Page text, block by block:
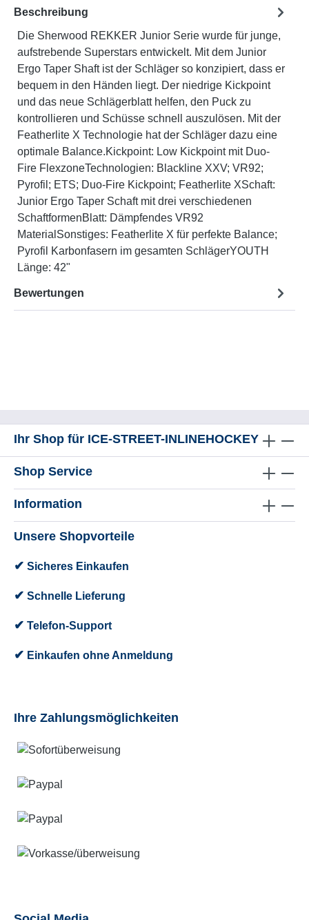
Beschreibung
Die Sherwood REKKER Junior Serie wurde für junge,
aufstrebende Superstars entwickelt. Mit dem Junior
Ergo Taper Shaft ist der Schläger so konzipiert, dass er
bequem in den Händen liegt. Der niedrige Kickpoint
und das neue Schlägerblatt helfen, den Puck zu
kontrollieren und Schüsse schnell auszulösen. Mit der
Featherlite X Technologie hat der Schläger dazu eine
optimale Balance.Kickpoint: Low Kickpoint mit Duo-
Fire FlexzoneTechnologien: Blackline XXV; VR92;
Pyrofil; ETS; Duo-Fire Kickpoint; Featherlite XSchaft:
Junior Ergo Taper Schaft mit drei verschiedenen
SchaftformenBlatt: Dämpfendes VR92
MaterialSonstiges: Featherlite X für perfekte Balance;
Pyrofil Karbonfasern im gesamten SchlägerYOUTH
Länge: 42"
Bewertungen
Ihr Shop für ICE-STREET-INLINEHOCKEY
Shop Service
Information
Unsere Shopvorteile
✔ Sicheres Einkaufen
✔ Schnelle Lieferung
✔ Telefon-Support
✔ Einkaufen ohne Anmeldung
Ihre Zahlungsmöglichkeiten